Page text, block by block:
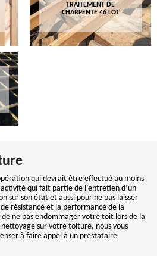
TRAITEMENT DE
CHARPENTE 46 LOT
qui devrait être effectué au moins
activité qui fait partie de l’entretien d’un
sur son état et aussi pour ne pas laisser
résistance et la performance de la
ne pas endommager votre toit lors de la
sur votre toiture, nous vous
à faire appel à un prestataire